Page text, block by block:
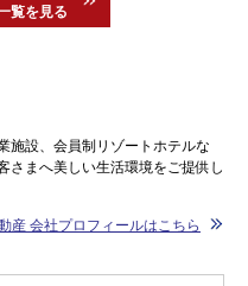
覧を見る
施設、会員制リゾートホテルな
さまへ美しい生活環境をご提供し
産 会社プロフィールはこちら